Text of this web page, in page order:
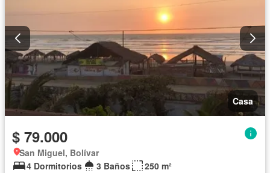
Casa
$ 79.000
San Miguel, Bolívar
4 Dormitorios
3 Baños
250 m²